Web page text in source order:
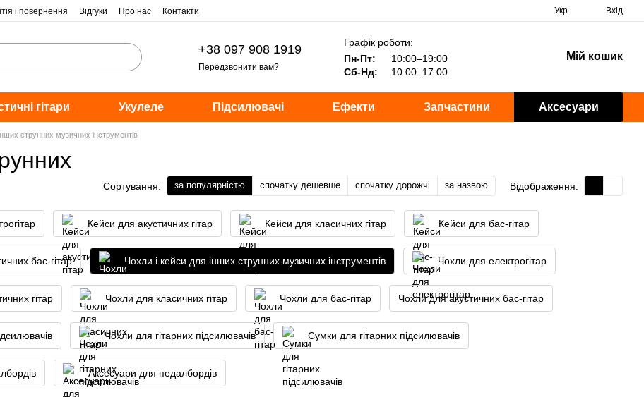
і повернення Відгуки Про нас Контакти Укр Вхід
+38 097 908 1919
Передзвонити вам?
Графік роботи:
Пн-Пт:
10:00–19:00
Сб-Нд:
10:00–17:00
Мій кошик
гітари Укулеле Підсилювачі Ефекти Запчастини Аксесуари
струнних музичних інструментів
Сортування: за популярністю спочатку дешевше спочатку дорожчі за назвою Відображення:
Кейси для акустичних гітар Кейси для класичних гітар Кейси для бас-гітар
бас-гітар Чохли і кейси для інших струнних музичних інструментів Чохли для електрогітар
гітар Чохли для класичних гітар Чохли для бас-гітар Чохли для акустичних бас-гітар
Чохли для гітарних підсилювачів Сумки для гітарних підсилювачів
Аксесуари для педалбордів